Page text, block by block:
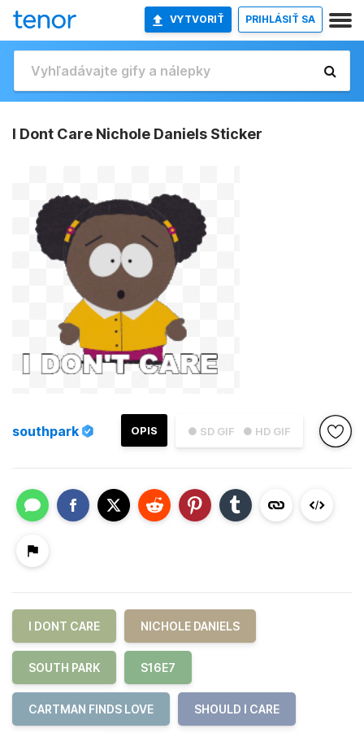
VYTVORIŤ PRIHLÁSIŤ SA
I Dont Care Nichole Daniels Sticker
● SD GIF ● HD GIF
OPIS
southpark
I DONT CARE NICHOLE DANIELS
SOUTH PARK S16E7
CARTMAN FINDS LOVE SHOULD I CARE